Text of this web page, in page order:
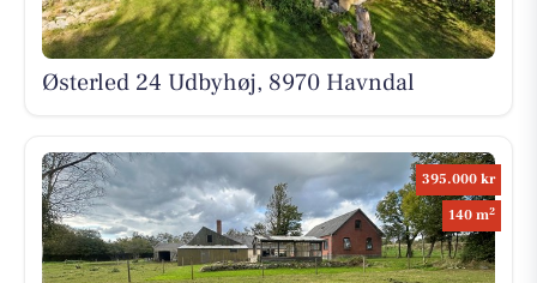
Østerled 24 Udbyhøj, 8970 Havndal
395.000 kr
140 m2